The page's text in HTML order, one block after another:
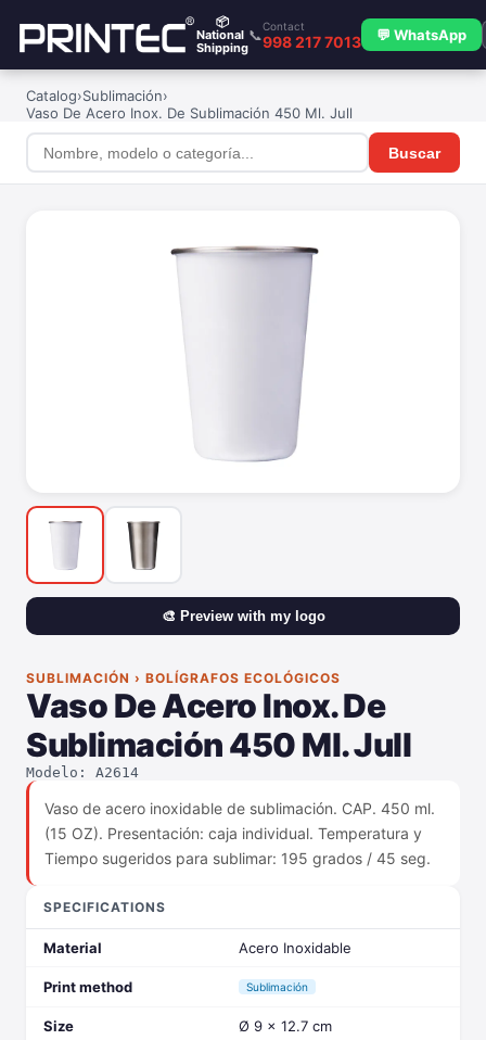
📦
National
Shipping
📞
Contact
998 217 7013 💬 WhatsApp
Catalog›Sublimación›
Vaso De Acero Inox. De Sublimación 450 Ml. Jull
Buscar
🎨 Preview with my logo
SUBLIMACIÓN › BOLÍGRAFOS ECOLÓGICOS
Vaso De Acero Inox. De
Sublimación 450 Ml. Jull
Modelo: A2614
Vaso de acero inoxidable de sublimación. CAP. 450 ml.
(15 OZ). Presentación: caja individual. Temperatura y
Tiempo sugeridos para sublimar: 195 grados / 45 seg.
SPECIFICATIONS
Material Acero Inoxidable
Print method Sublimación
Size Ø 9 x 12.7 cm